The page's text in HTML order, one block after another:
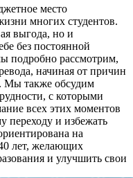
место
многих студентов.
выгода, но и
без постоянной
подробно рассмотрим,
начиная от причин
Мы также обсудим
с которыми
всех этих моментов
переходу и избежать
на
лет, желающих
и улучшить свои